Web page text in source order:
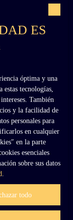
ES
óptima y una
estas tecnologías,
También
y la facilidad de
personales para
en cualquier
en la parte
esenciales
sobre sus datos
.
todo